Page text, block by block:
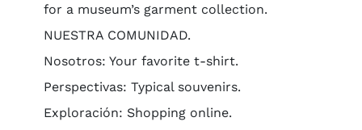
for a museum’s garment collection.
NUESTRA COMUNIDAD.
Nosotros: Your favorite t-shirt.
Perspectivas: Typical souvenirs.
Exploración: Shopping online.